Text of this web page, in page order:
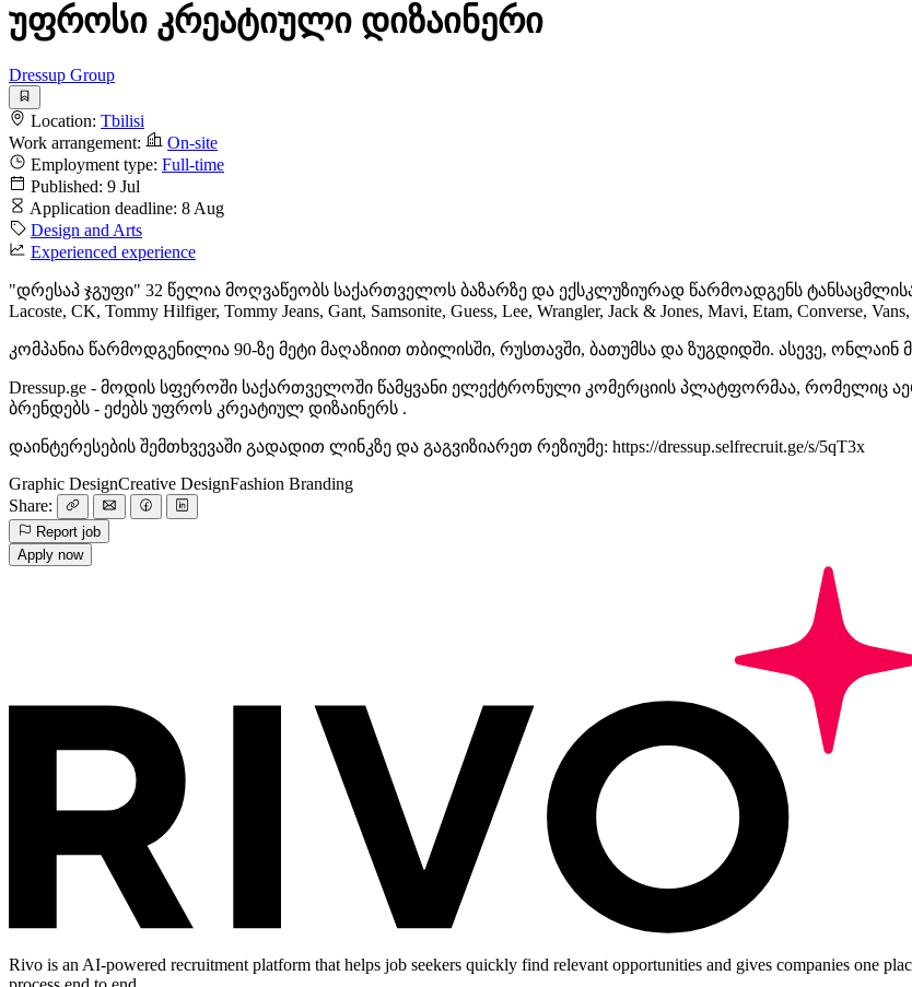
უფროსი კრეატიული დიზაინერი
Dressup Group
Location: Tbilisi
Work arrangement:
On-site
Employment type: Full-time
Published: 9 Jul
Application deadline: 8 Aug
Design and Arts
Experienced experience
"დრესაპ ჯგუფი" 32 წელია მოღვაწეობს საქართველოს ბაზარზე და ექსკლუზიურად წარმოადგენს
Lacoste, CK, Tommy Hilfiger, Tommy Jeans, Gant, Samsonite, Guess, Lee, Wrangler, Jack & Jones, Mavi, Etam, Converse,
კომპანია წარმოდგენილია 90-ზე მეტი მაღაზიით თბილისში, რუსთავში, ბათუმსა და ზუგდიდში. ასევე, ონლაინ
Dressup.ge - მოდის სფეროში საქართველოში წამყვანი ელექტრონული კომერციის პლატფორმაა, რომელიც
ბრენდებს - ეძებს უფროს კრეატიულ დიზაინერს .
დაინტერესების შემთხვევაში გადადით ლინკზე და გაგვიზიარეთ რეზიუმე: https://dressup.selfrecruit.ge/s/5qT3x
Graphic DesignCreative DesignFashion Branding
Share:
Report job
Apply now
Rivo is an AI-powered recruitment platform that helps job seekers quickly find relevant opportunities and gives companies one